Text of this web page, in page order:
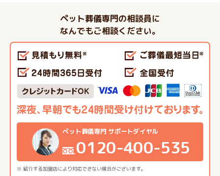
ペット葬儀専門の相談員に
なんでもご相談ください。
※ 紹介する加盟店により対応できない場合がございます。
ペット葬儀専門 サポートダイヤル
0120-400-535